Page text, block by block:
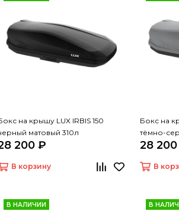
на крышу LUX IRBIS 150
матовый 310л
200 ₽
В корзину
Бокс на
тёмно-
28
В
В НАЛИЧИИ В